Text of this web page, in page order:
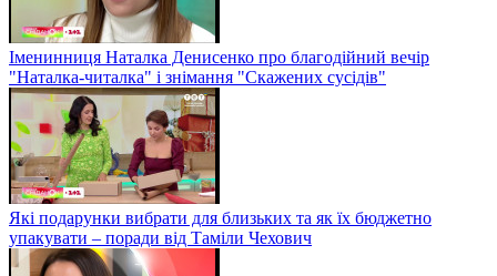
Іменинниця Наталка Денисенко про благодійний вечір
"Наталка-читалка" і знімання "Скажених сусідів"
Які подарунки вибрати для близьких та як їх бюджетно
упакувати – поради від Таміли Чехович